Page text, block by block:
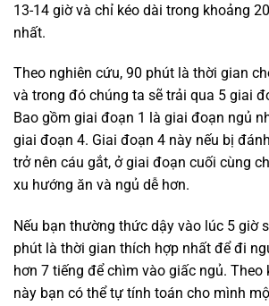
13-14 giờ và chỉ kéo dài trong khoảng
nhất.
Theo nghiên cứu, 90 phút là thời gian
và trong đó chúng ta sẽ trải qua 5 giai
Bao gồm giai đoạn 1 là giai đoạn ngủ
giai đoạn 4. Giai đoạn 4 này nếu bị
trở nên cáu gắt, ở giai đoạn cuối cùng
xu hướng ăn và ngủ dễ hơn.
Nếu bạn thường thức dậy vào lúc 5 giờ
phút là thời gian thích hợp nhất để đi
hơn 7 tiếng để chìm vào giấc ngủ. Theo
này bạn có thể tự tính toán cho mình